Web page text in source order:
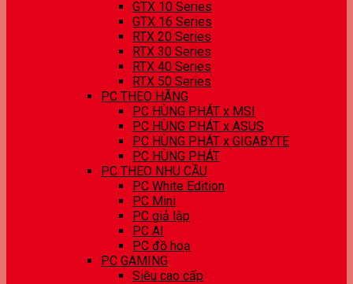
GTX 10 Series
GTX 16 Series
RTX 20 Series
RTX 30 Series
RTX 40 Series
RTX 50 Series
PC THEO HÃNG
PC HÙNG PHÁT x MSI
PC HÙNG PHÁT x ASUS
PC HÙNG PHÁT x GIGABYTE
PC HÙNG PHÁT
PC THEO NHU CẦU
PC White Edition
PC Mini
PC giả lập
PC AI
PC đồ hoạ
PC GAMING
Siêu cao cấp